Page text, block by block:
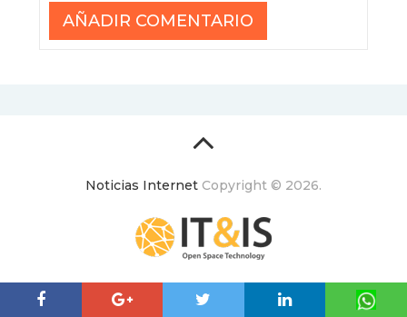
Noticias Internet Copyright © 2026.
ItyIs Siglo XXI| Euroresidentes
Principios generales
(usuarios y equipo)
| | España